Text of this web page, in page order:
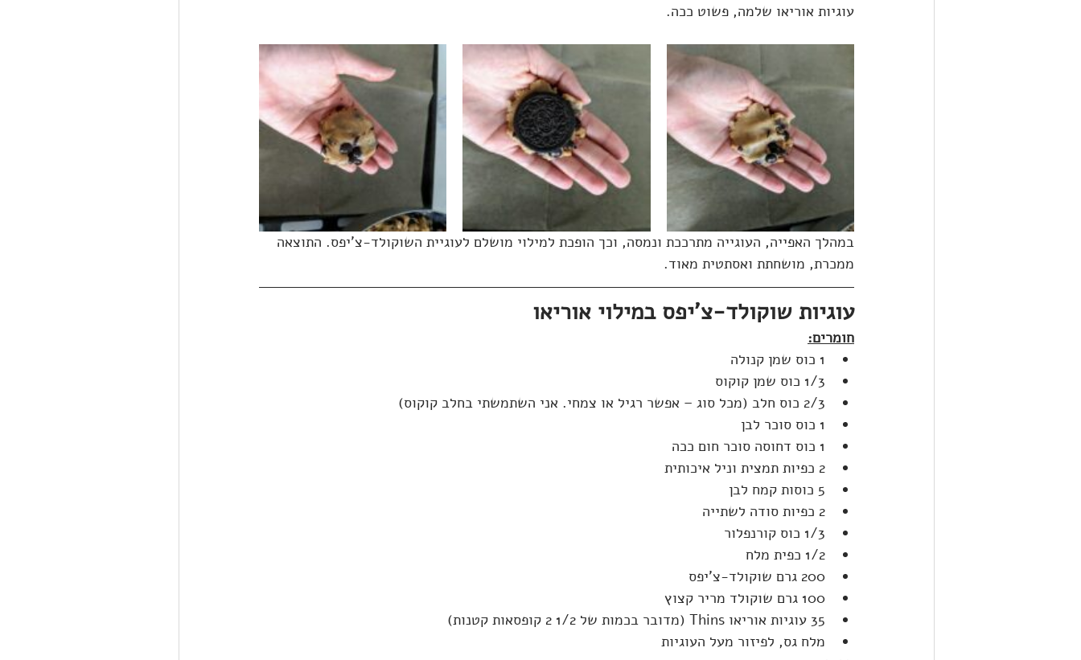
עוגיות אוריאו שלמה, פשוט ככה.
במהלך האפייה, העוגייה מתרככת ונמסה, וכך הופכת למילוי מושלם לעוגיית השוקולד-צ'יפס. התוצאה
ממכרת, מושחתת ואסתטית מאוד.
עוגיות שוקולד-צ'יפס במילוי אוריאו
חומרים:
1 כוס שמן קנולה
1/3 כוס שמן קוקוס
2/3 כוס חלב (מכל סוג – אפשר רגיל או צמחי. אני השתמשתי בחלב קוקוס)
1 כוס סוכר לבן
1 כוס דחוסה סוכר חום ככה
2 כפיות תמצית וניל איכותית
5 כוסות קמח לבן
2 כפיות סודה לשתייה
1/3 כוס קורנפלור
1/2 כפית מלח
200 גרם שוקולד-צ'יפס
100 גרם שוקולד מריר קצוץ
35 עוגיות אוריאו Thins (מדובר בכמות של 1/2 2 קופסאות קטנות)
מלח גס, לפיזור מעל העוגיות